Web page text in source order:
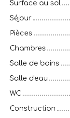
Surface au sol
Séjour
Pièces
Chambres
Salle de bains
Salle d'eau
WC
Construction